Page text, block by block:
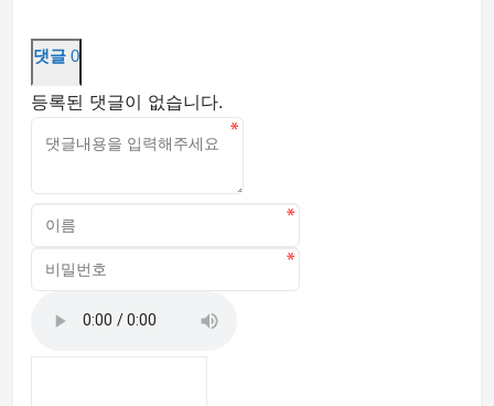
댓글 0
등록된 댓글이 없습니다.